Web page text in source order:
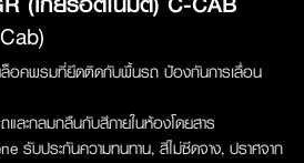
อคพรมที่ยึดติดกับพื้นรถ ป้องกันการเลื่อน
ะกลมกลืนกับสีภายในห้องโดยสาร
รับประกันความทนทาน, สีไม่ซีดจาง, ปราศจาก